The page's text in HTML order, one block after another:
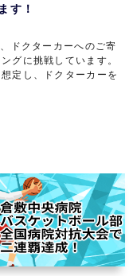
す！
ドクターカーへのご寄
グに挑戦しています。
定し、ドクターカーを